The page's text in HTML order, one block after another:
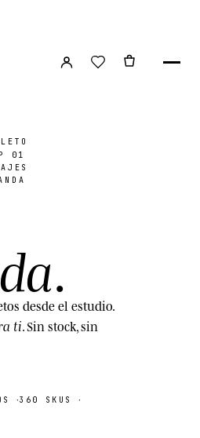
01
.
desde el estudio.
ti . Sin stock, sin
·360 SKUS ·